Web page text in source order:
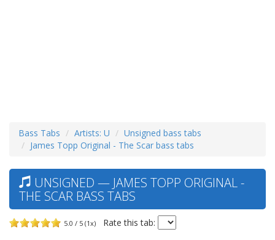
Bass Tabs Artists: U
Unsigned bass tabs
James Topp Original - The Scar bass tabs
UNSIGNED — JAMES TOPP ORIGINAL -
THE SCAR BASS TABS
5.0 / 5 (1x) Rate this tab: